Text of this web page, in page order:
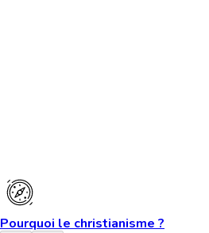
Pourquoi le christianisme ?